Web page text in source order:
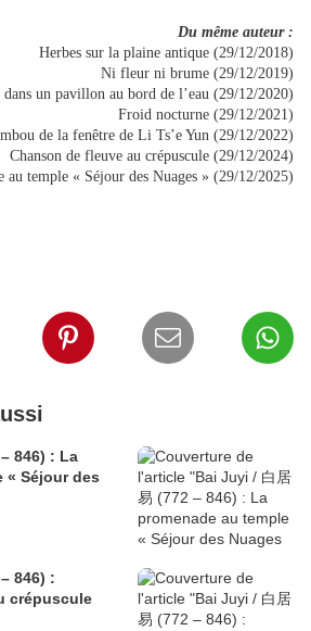
Du même auteur :
Herbes sur la plaine antique (29/12/2018)
Ni fleur ni brume (29/12/2019)
un pavillon au bord de l’eau (29/12/2020)
Froid nocturne (29/12/2021)
de la fenêtre de Li Ts’e Yun (29/12/2022)
Chanson de fleuve au crépuscule (29/12/2024)
au temple « Séjour des Nuages » (29/12/2025)
846) : La
« Séjour des
846) :
crépuscule